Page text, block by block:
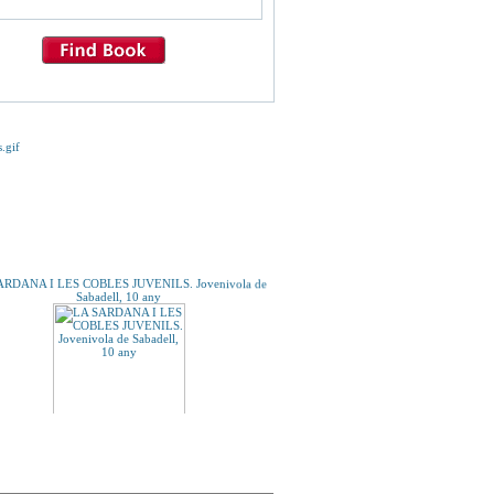
Sabadell, 10 any